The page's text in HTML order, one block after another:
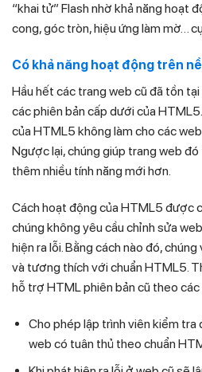
“khai tử” Flash nhờ khả năng hoạt
cong, góc tròn, hiệu ứng làm mờ…
Có khả năng hoạt động trên
Hầu hết các trang web cũ đã tồn
các phiên bản cấp dưới của
của HTML5 không làm cho các
Ngược lại, chúng giúp trang web
thêm nhiều tính năng mới hơn.
Cách hoạt động của HTML5 được
chúng không yêu cầu chỉnh sửa
hiện ra lỗi. Bằng cách nào đó,
và tương thích với chuẩn HTML5.
hỗ trợ HTML phiên bản cũ theo các
Cho phép lập trình viên kiểm tra
web có tuân thủ theo chuẩn